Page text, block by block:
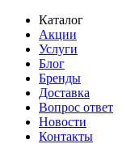
Каталог
Акции
Услуги
Блог
Бренды
Доставка
Вопрос ответ
Новости
Контакты